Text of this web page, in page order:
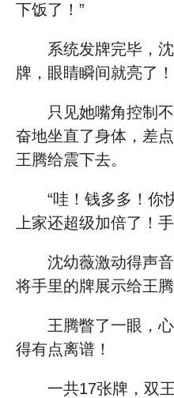
下饭了！”
系统发牌完毕，
牌，眼睛瞬间就亮了！
只见她嘴角控制
奋地坐直了身体，差
王腾给震下去。
“哇！钱多多！你
上家还超级加倍了！
沈幼薇激动得声
将手里的牌展示给王腾
王腾瞥了一眼，
得有点离谱！
一共17张牌，双